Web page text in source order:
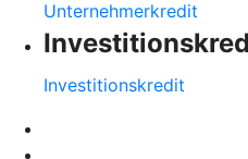
Unternehmerkredit
Investitionskredit